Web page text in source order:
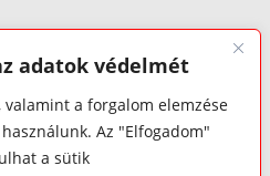
adatok védelmét
a forgalom elemzése
Az "Elfogadom"
a sütik